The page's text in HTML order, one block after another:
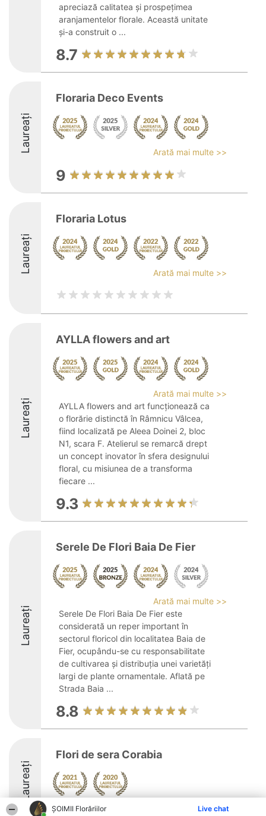
ȘOIMII Florăriilor Live chat
apreciază calitatea și prospețimea
aranjamentelor florale. Această unitate
și-a construit o ...
8.7
Laureați
Floraria Deco Events
Arată mai multe >>
9
Laureați
Floraria Lotus
Arată mai multe >>
Laureați
AYLLA flowers and art
Arată mai multe >>
AYLLA flowers and art funcționează ca
o florărie distinctă în Râmnicu Vâlcea,
fiind localizată pe Aleea Doinei 2, bloc
N1, scara F. Atelierul se remarcă drept
un concept inovator în sfera designului
floral, cu misiunea de a transforma
fiecare ...
9.3
Laureați
Serele De Flori Baia De Fier
Arată mai multe >>
Serele De Flori Baia De Fier este
considerată un reper important în
sectorul floricol din localitatea Baia de
Fier, ocupându-se cu responsabilitate
de cultivarea și distribuția unei varietăți
largi de plante ornamentale. Aflată pe
Strada Baia ...
8.8
Laureați
Flori de sera Corabia